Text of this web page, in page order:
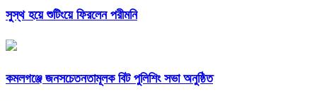
সুস্থ হয়ে শুটিংয়ে ফিরলেন পরীমনি
কমলগঞ্জে জনসচেতনতামূলক বিট পুলিশিং সভা অনুষ্ঠিত